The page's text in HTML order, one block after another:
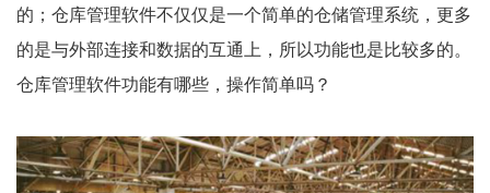
的；仓库管理软件不仅仅是一个简单的仓储管理系统，更多
的是与外部连接和数据的互通上，所以功能也是比较多的。
仓库管理软件功能有哪些，操作简单吗？